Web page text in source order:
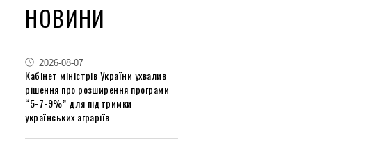
НОВИНИ
2026-08-07
Кабінет міністрів України ухвалив
рішення про розширення програми
“5-7-9%” для підтримки
українських аграріїв